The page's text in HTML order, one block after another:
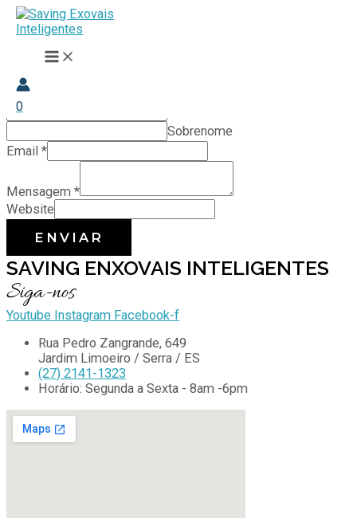
para
conteúdoMAIN
MENU
0
CONTATO
Está com dúvidas ou precisa de ajuda?
ENTRE EM CONTATO
Nome
Sobrenome
Email *
Mensagem *
Website
ENVIAR
SAVING ENXOVAIS INTELIGENTES
Siga-nos
Youtube Instagram Facebook-f
Rua Pedro Zangrande, 649
Jardim Limoeiro / Serra / ES
(27) 2141-1323
Horário: Segunda a Sexta - 8am -6pm